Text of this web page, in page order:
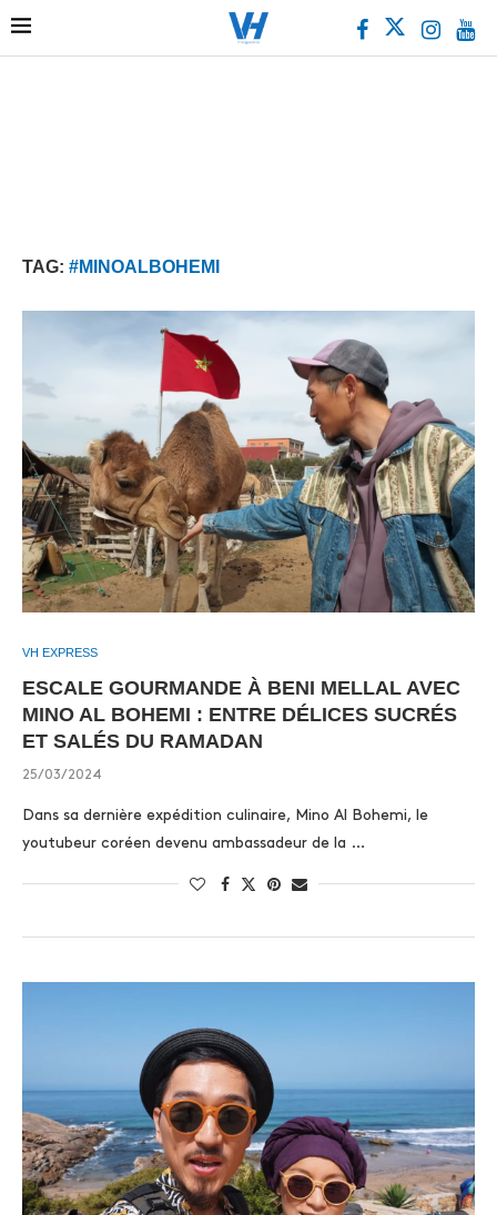
TAG: #MINOALBOHEMI
VH EXPRESS
ESCALE GOURMANDE À BENI MELLAL AVEC
MINO AL BOHEMI : ENTRE DÉLICES SUCRÉS
ET SALÉS DU RAMADAN
25/03/2024
Dans sa dernière expédition culinaire, Mino Al Bohemi, le
youtubeur coréen devenu ambassadeur de la …